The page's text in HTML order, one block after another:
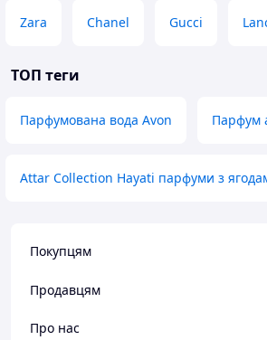
Zara Chanel Gucci
ТОП теги
Парфумована вода Avon Парфум
Attar Collection Hayati парфуми з
Покупцям
Продавцям
Про нас